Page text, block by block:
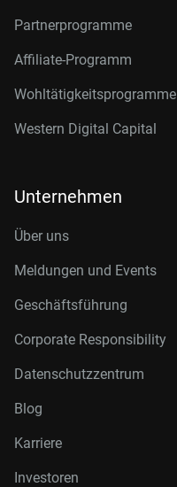
Partnerprogramme
Affiliate-Programm
Wohltätigkeitsprogramme
Western Digital Capital
Unternehmen
Über uns
Meldungen und Events
Geschäftsführung
Corporate Responsibility
Datenschutzzentrum
Blog
Karriere
Investoren